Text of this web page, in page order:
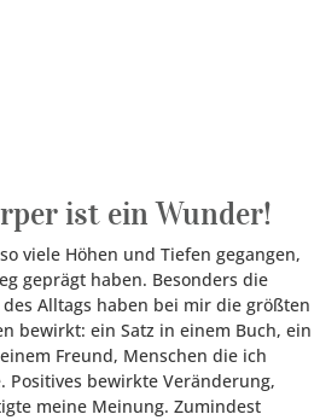
ist ein Wunder!
viele Höhen und Tiefen gegangen,
geprägt haben. Besonders die
Alltags haben bei mir die größten
bewirkt: ein Satz in einem Buch, ein
Freund, Menschen die ich
Positives bewirkte Veränderung,
meine Meinung. Zumindest